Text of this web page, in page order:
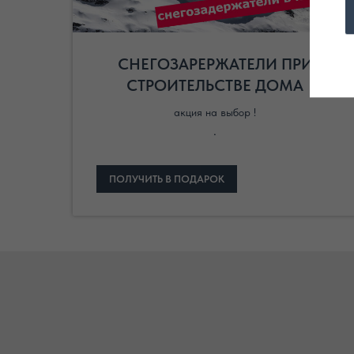
СНЕГОЗАРЕРЖАТЕЛИ ПРИ
СТРОИТЕЛЬСТВЕ ДОМА
акция на выбор !
.
ПОЛУЧИТЬ В ПОДАРОК